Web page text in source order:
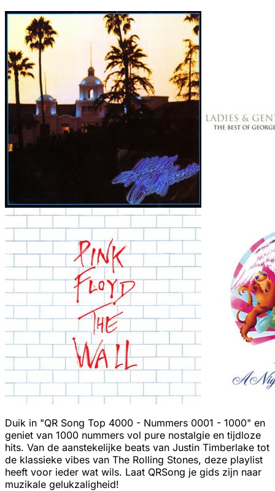
Duik in "QR Song Top 4000 - Nummers 0001 - 1000" en
geniet van 1000 nummers vol pure nostalgie en tijdloze
hits. Van de aanstekelijke beats van Justin Timberlake tot
de klassieke vibes van The Rolling Stones, deze playlist
heeft voor ieder wat wils. Laat QRSong je gids zijn naar
muzikale gelukzaligheid!